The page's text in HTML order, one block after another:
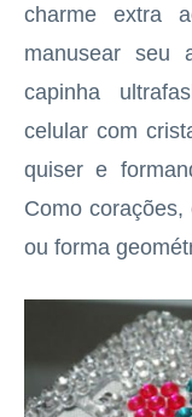
charme extra
manusear seu
capinha
celular com
quiser e
Como
ou forma